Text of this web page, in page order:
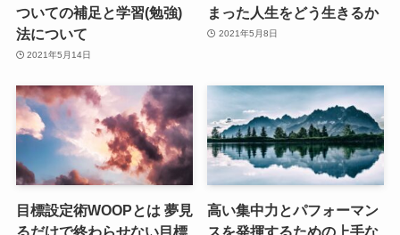
ついての補足と学習(勉強)
法について
2021年5月14日
まった人生をどう生きるか
2021年5月8日
目標設定術WOOPとは 夢見
るだけで終わらせない目標
高い集中力とパフォーマン
スを発揮するための上手な